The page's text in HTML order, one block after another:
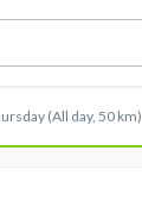
(All day, 50 km)